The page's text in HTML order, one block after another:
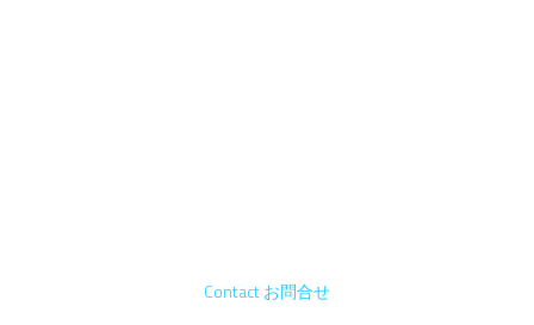
Contact お問合せ